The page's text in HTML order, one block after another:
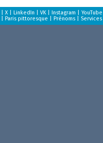
|X |LinkedIn |VK |Instagram |YouTube
|Paris pittoresque |Prénoms Services